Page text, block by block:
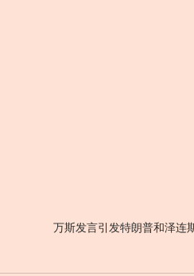
万斯发言引发特朗普和泽连